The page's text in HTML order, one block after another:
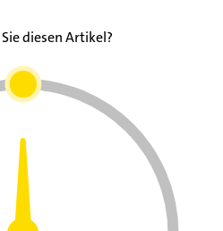
Richtig entfernen und in
und IPL: Kosten,
Das gilt es zu
Was ist das
diesen Artikel?